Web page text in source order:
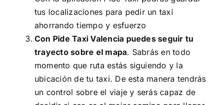
tus localizaciones para pedir un taxi
ahorrando tiempo y esfuerzo
Con Pide Taxi Valencia puedes seguir tu
trayecto sobre el mapa. Sabrás en todo
momento que ruta estás siguiendo y la
ubicación de tu taxi. De esta manera tendrás
un control sobre el viaje y serás capaz de